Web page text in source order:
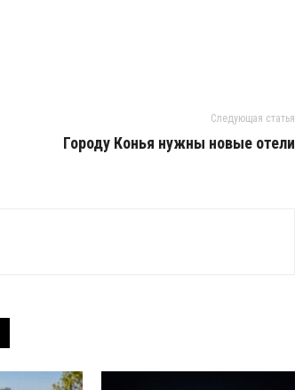
Следующая статья
Городу Конья нужны новые отели